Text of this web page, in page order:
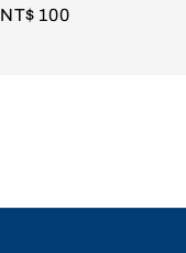
Regular
NT$ 100